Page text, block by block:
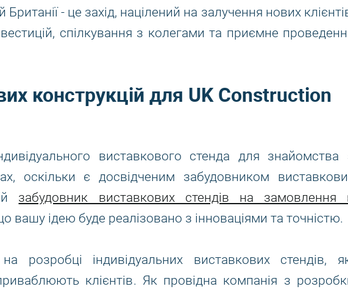
- це захід, націлений на залучення нових
спілкування з колегами та приємне
конструкцій для UK Construction
виставкового стенда для знайомства
оскільки є досвідченим забудовником
забудовник виставкових стендів на замовлення
вашу ідею буде реалізовано з інноваціями та точністю.
розробці індивідуальних виставкових стендів,
клієнтів. Як провідна компанія з